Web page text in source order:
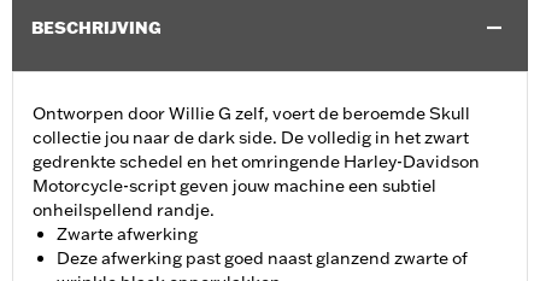
BESCHRIJVING
Ontworpen door Willie G zelf, voert de beroemde Skull
collectie jou naar de dark side. De volledig in het zwart
gedrenkte schedel en het omringende Harley-Davidson
Motorcycle-script geven jouw machine een subtiel
onheilspellend randje.
Zwarte afwerking
Deze afwerking past goed naast glanzend zwarte of